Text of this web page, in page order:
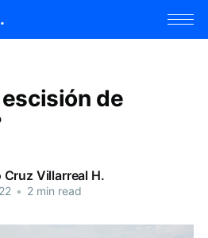
de
Cruz Villarreal H.
• 2 min read